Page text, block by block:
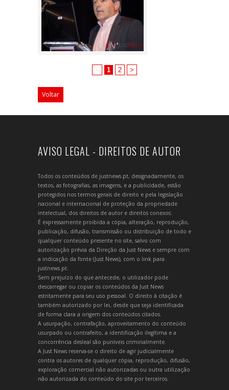
< 1 2 >
Voltar
AVISO LEGAL - DIREITOS DE AUTOR
Todos os conteúdos de justnews.pt, designadamente, os
textos, as fotografias, as imagens, e a publicidade, estão
protegidos nos termos gerais de direito e pela legislação
nacional e internacional de proteção da propriedade
intelectual, dos direitos de autor e direitos conexos.
É expressamente proibida a cópia, alteração, reprodução,
publicação, difusão, transmissão ou distribuição de todo e
qualquer conteúdo presente no site, salvo com
autorização prévia da Direção da Just News e sempre com
a indicação da fonte (Just News), com o link para
justnews.pt.
Sem prejuízo do que antecede, o utilizador pode
descarregar ou copiar os conteúdos da Just News
estritamente para seu uso pessoal. O direito à citação é
também autorizado por lei, desde que seja identificada
de forma clara a origem dos conteúdos citados.
A usurpação, contrafação, aproveitamento do conteúdo
usurpado ou contrafeito, a identificação ilegítima e a
concorrência desleal são puníveis criminalmente.
A Just News reserva-se o direito de agir judicialmente
contra os autores de qualquer cópia, reprodução, difusão,
exploração comercial não autorizadas ou outra utilização
não autorizada do conteúdo do site por terceiros.